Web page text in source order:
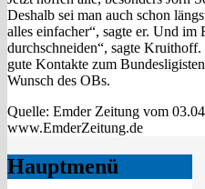
Deshalb sei man auch schon
alles einfacher“, sagte er. Und
durchschneiden“, sagte
gute Kontakte zum
Wunsch des OBs.
Quelle: Emder Zeitung vom
www.EmderZeitung.de
Hauptmenü